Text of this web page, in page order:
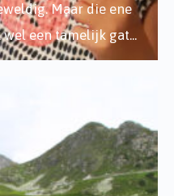
Maar die ene
wel een tamelijk gat...